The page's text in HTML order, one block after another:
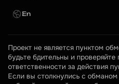
En
Проект не является пунктом
будьте бдительны и
ответственности за действия
Если вы столкнулись с